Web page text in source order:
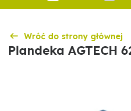
Wróć do strony głównej
Plandeka AGTECH